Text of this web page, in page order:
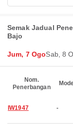
Semak Jadual
Bajo
Jum, 7 OgoSab, 8
Nom.
Penerbangan
IW1947 -